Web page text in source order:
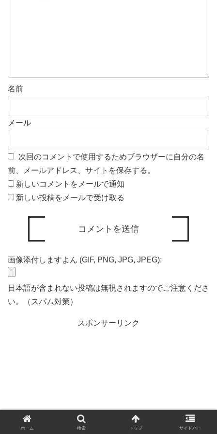
名前
メール
次回のコメントで使用するためブラウザーに自分の名
前、メールアドレス、サイトを保存する。
新しいコメントをメールで通知
新しい投稿をメールで受け取る
画像添付しますよん (GIF, PNG, JPG, JPEG):
日本語が含まれない投稿は無視されますのでご注意くださ
い。（スパム対策）
スポンサーリンク
ホーム 検索 トップ サイドバー